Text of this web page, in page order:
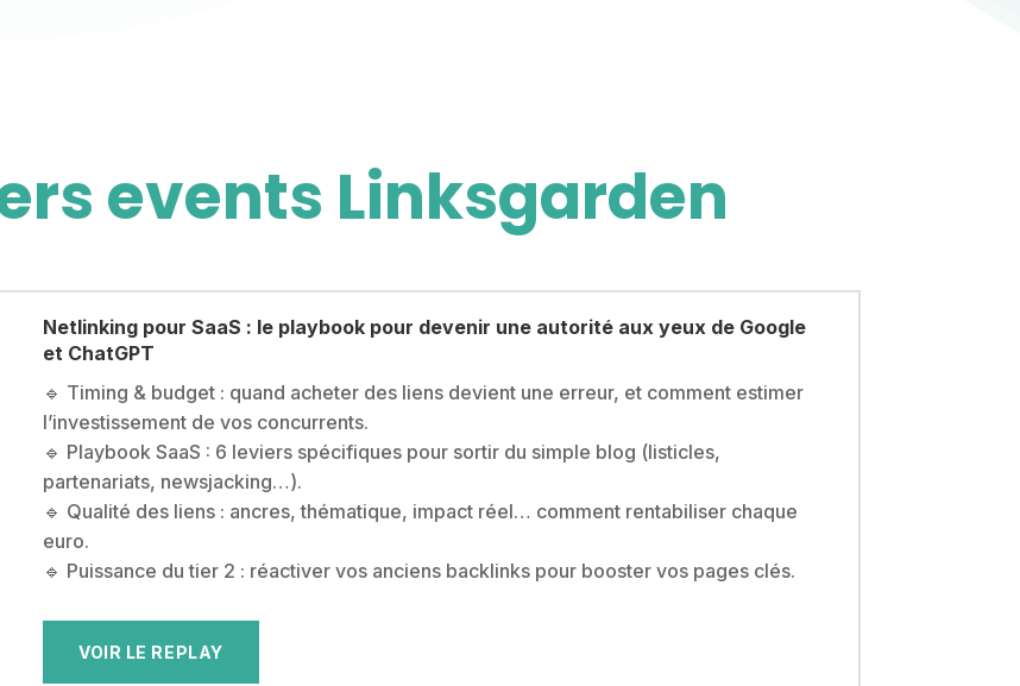
events Linksgarden
Netlinking pour SaaS : le playbook pour devenir une autorité aux yeux de Google
et ChatGPT
🔹 Timing & budget : quand acheter des liens devient une erreur, et comment estimer
l’investissement de vos concurrents.
🔹 Playbook SaaS : 6 leviers spécifiques pour sortir du simple blog (listicles,
partenariats, newsjacking…).
🔹 Qualité des liens : ancres, thématique, impact réel… comment rentabiliser chaque
euro.
🔹 Puissance du tier 2 : réactiver vos anciens backlinks pour booster vos pages clés.
VOIR LE REPLAY